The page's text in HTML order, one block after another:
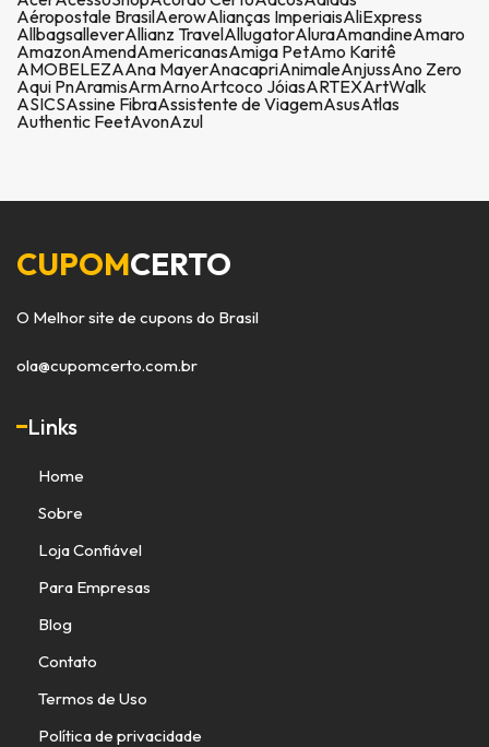
Aéropostale BrasilAerowAlianças ImperiaisAliExpress
AllbagsalleverAllianz TravelAllugatorAluraAmandineAmaro
AmazonAmendAmericanasAmiga PetAmo Karitê
AMOBELEZAAna MayerAnacapriAnimaleAnjussAno Zero
Aqui PnAramisArmArnoArtcoco JóiasARTEXArtWalk
ASICSAssine FibraAssistente de ViagemAsusAtlas
Authentic FeetAvonAzul
CUPOMCERTO
O Melhor site de cupons do Brasil
ola@cupomcerto.com.br
Links
Home
Sobre
Loja Confiável
Para Empresas
Blog
Contato
Termos de Uso
Política de privacidade